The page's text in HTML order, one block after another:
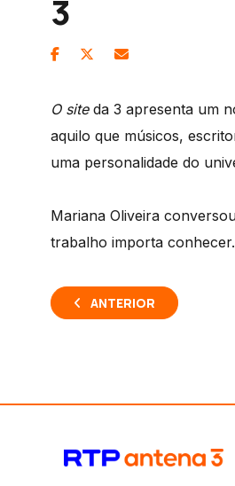
3
O site da 3 apresenta um
aquilo que músicos,
uma personalidade do
Mariana Oliveira
trabalho importa conhecer.
ANTERIOR